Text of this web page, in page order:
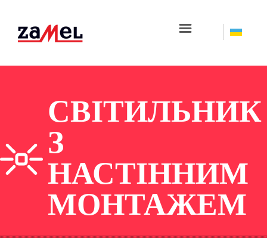
☰
СВІТИЛЬНИК
З
НАСТІННИМ
МОНТАЖЕМ